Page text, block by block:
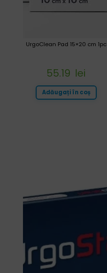
UrgoClean Pad 15×20 cm 1pc
55.19 lei
Adăugați în coș